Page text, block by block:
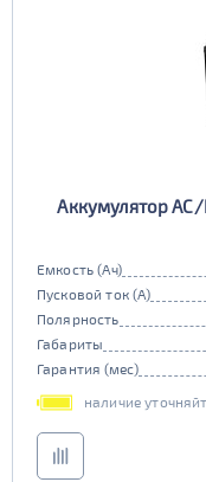
Аккумулятор AC/
Емкость (Ач)
Пусковой ток (А)
Полярность
Габариты
Гарантия (мес)
наличие